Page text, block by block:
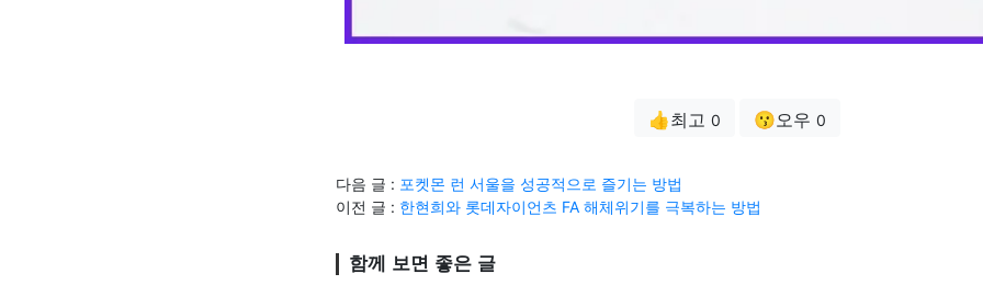
👍최고 0 😗오우 0
다음 글 : 포켓몬 런 서울을 성공적으로 즐기는 방법
이전 글 : 한현희와 롯데자이언츠 FA 해체위기를 극복하는 방법
함께 보면 좋은 글